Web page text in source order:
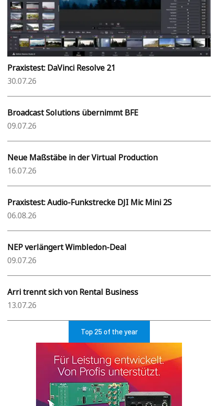
Praxistest: DaVinci Resolve 21
30.07.26
Broadcast Solutions übernimmt BFE
09.07.26
Neue Maßstäbe in der Virtual Production
16.07.26
Praxistest: Audio-Funkstrecke DJI Mic Mini 2S
06.08.26
NEP verlängert Wimbledon-Deal
09.07.26
Arri trennt sich von Rental Business
13.07.26
Top 25 of the year